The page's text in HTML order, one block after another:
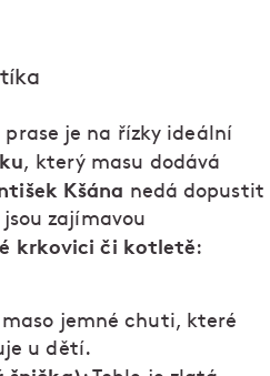
je na řízky ideální
, který masu dodává
Kšána nedá dopustit
zajímavou
krkovici či kotletě:
jemné chuti, které
u dětí.